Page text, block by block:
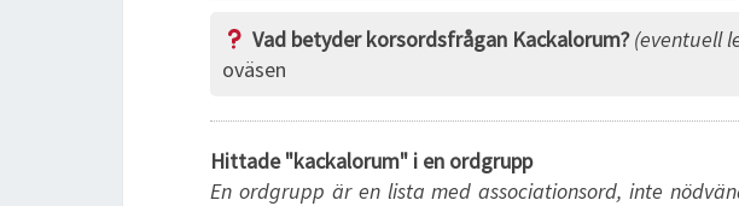
Vad betyder korsordsfrågan Kackalorum? (eventuell
oväsen
Hittade "kackalorum" i en ordgrupp
En ordgrupp är en lista med associationsord, inte